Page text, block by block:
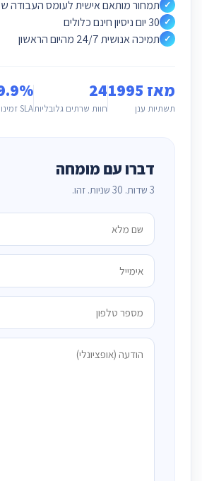
✓ תמחור מותאם אישית לעומס העבודה
✓ 30 יום ניסיון חינם כלולים
✓ תמיכה אנושית 24/7 מהיום הראשון
מאז 1995
תשתיות ענן
24
חוות שרתים גלובליותSLA זמינות
דברו עם מומחה
3 שדות. 30 שניות. זהו.